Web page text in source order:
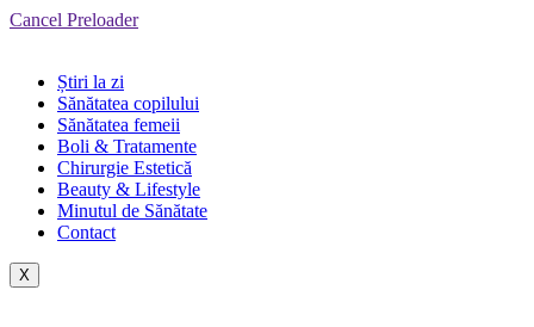
Cancel Preloader
Știri la zi
Sănătatea copilului
Sănătatea femeii
Boli & Tratamente
Chirurgie Estetică
Beauty & Lifestyle
Minutul de Sănătate
Contact
X